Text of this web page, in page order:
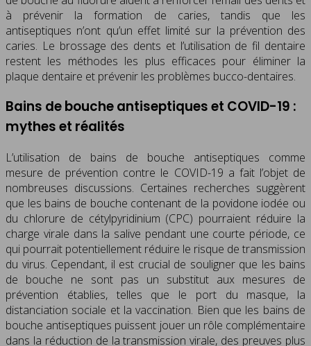
à prévenir la formation de caries, tandis que les
antiseptiques n’ont qu’un effet limité sur la prévention des
caries. Le brossage des dents et l’utilisation de fil dentaire
restent les méthodes les plus efficaces pour éliminer la
plaque dentaire et prévenir les problèmes bucco-dentaires.
Bains de bouche antiseptiques et COVID-19 :
mythes et réalités
L’utilisation de bains de bouche antiseptiques comme
mesure de prévention contre le COVID-19 a fait l’objet de
nombreuses discussions. Certaines recherches suggèrent
que les bains de bouche contenant de la povidone iodée ou
du chlorure de cétylpyridinium (CPC) pourraient réduire la
charge virale dans la salive pendant une courte période, ce
qui pourrait potentiellement réduire le risque de transmission
du virus. Cependant, il est crucial de souligner que les bains
de bouche ne sont pas un substitut aux mesures de
prévention établies, telles que le port du masque, la
distanciation sociale et la vaccination. Bien que les bains de
bouche antiseptiques puissent jouer un rôle complémentaire
dans la réduction de la transmission virale, des preuves plus